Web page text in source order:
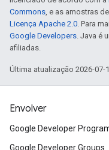
Commons , e as amostras
Licença Apache 2.0 . Para
Google Developers . Java é
afiliadas.
Última atualização 2026-07-
Envolver
Google Developer
Google Developer Groups